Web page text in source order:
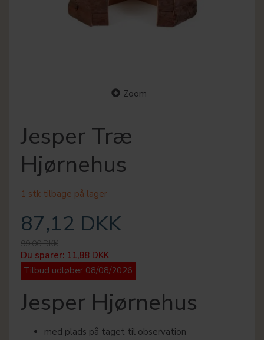
Zoom
Jesper Træ
Hjørnehus
1 stk tilbage på lager
87,12 DKK
99,00 DKK
Du sparer: 11,88 DKK
Tilbud udløber 08/08/2026
Jesper Hjørnehus
med plads på taget til observation